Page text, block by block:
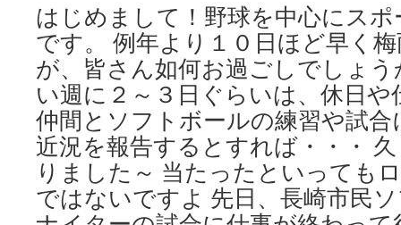
はじめまして！野球を中心にス
です。 例年より１０日ほど早く
が、皆さん如何お過ごしでしょ
い週に２～３日ぐらいは、休日
仲間とソフトボールの練習や試
近況を報告するとすれば・・・
りました～ 当たったといっても
ではないですよ 先日、長崎市民